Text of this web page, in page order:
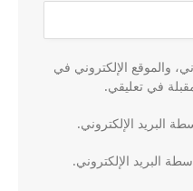
والموقع الإلكتروني في
في تعليقي.
البريد الإلكتروني.
البريد الإلكتروني.